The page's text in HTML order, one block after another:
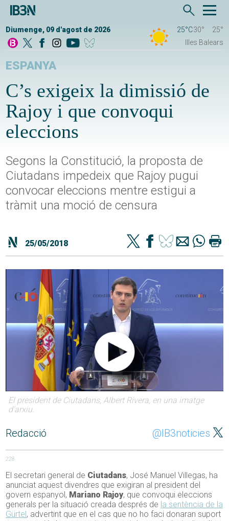
Diumenge, 09 d'agost de 2026 25°C30°
25°
Illes Balears
ESPANYA
C’s exigeix la dimissió de
Rajoy i que convoqui
eleccions
Segons la Constitució, la proposta de
Ciutadans impedeix que Rajoy pugui
convocar eleccions mentre estigui a
tràmit una moció de censura
25/05/2018
El president de Ciutadans, Albert Rivera, en una imatge
d'arxiu.
Redacció @IB3noticies
228
El secretari general de Ciutadans, José Manuel Villegas, ha
anunciat aquest divendres que exigiran al president del
govern espanyol, Mariano Rajoy, que convoqui eleccions
generals per la situació creada després de la sentència de la
Gürtel , advertint que en el cas que no ho faci donaran suport